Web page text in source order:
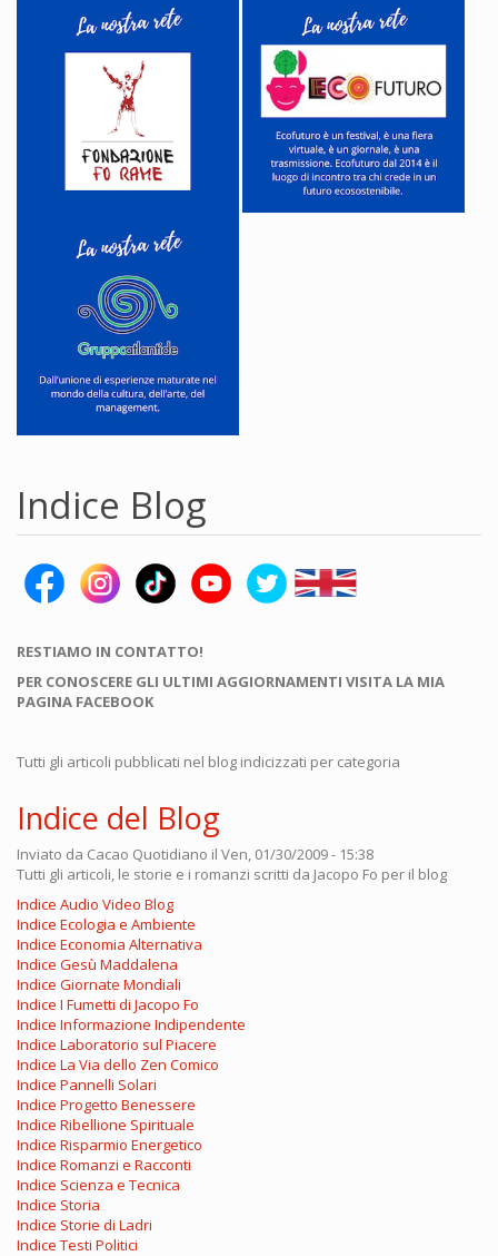
Indice Blog
RESTIAMO IN CONTATTO!
PER CONOSCERE GLI ULTIMI AGGIORNAMENTI VISITA LA MIA
PAGINA FACEBOOK
Tutti gli articoli pubblicati nel blog indicizzati per categoria
Indice del Blog
Inviato da Cacao Quotidiano il Ven, 01/30/2009 - 15:38
Tutti gli articoli, le storie e i romanzi scritti da Jacopo Fo per il blog
Indice Audio Video Blog
Indice Ecologia e Ambiente
Indice Economia Alternativa
Indice Gesù Maddalena
Indice Giornate Mondiali
Indice I Fumetti di Jacopo Fo
Indice Informazione Indipendente
Indice Laboratorio sul Piacere
Indice La Via dello Zen Comico
Indice Pannelli Solari
Indice Progetto Benessere
Indice Ribellione Spirituale
Indice Risparmio Energetico
Indice Romanzi e Racconti
Indice Scienza e Tecnica
Indice Storia
Indice Storie di Ladri
Indice Testi Politici